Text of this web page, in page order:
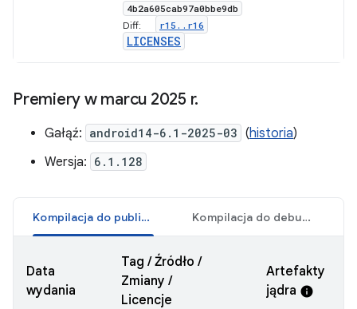
4b2a605cab97a0bbe9db
Diff: r15 . . r16
LICENSES
Premiery w marcu 2025 r.
Gałąź: android14-6.1-2025-03 (historia)
Wersja: 6.1.128
Kompilacja do publikacji Kompilacja do debugowania
Data
wydania
Tag / Źródło /
Zmiany /
Licencje
Artefakty
jądra info